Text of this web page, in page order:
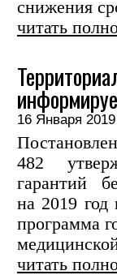
снижения
читать
16 Января
482
гарантий
на 2019 год
программа
читать